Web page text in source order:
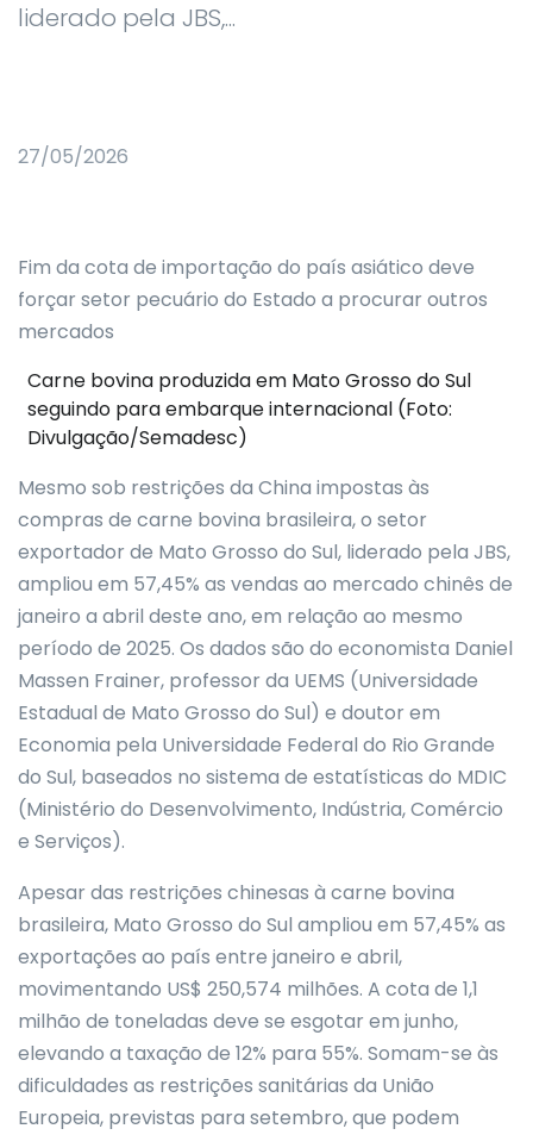
liderado pela JBS,...
27/05/2026
Fim da cota de importação do país asiático deve
forçar setor pecuário do Estado a procurar outros
mercados
Carne bovina produzida em Mato Grosso do Sul
seguindo para embarque internacional (Foto:
Divulgação/Semadesc)
Mesmo sob restrições da China impostas às
compras de carne bovina brasileira, o setor
exportador de Mato Grosso do Sul, liderado pela JBS,
ampliou em 57,45% as vendas ao mercado chinês de
janeiro a abril deste ano, em relação ao mesmo
período de 2025. Os dados são do economista Daniel
Massen Frainer, professor da UEMS (Universidade
Estadual de Mato Grosso do Sul) e doutor em
Economia pela Universidade Federal do Rio Grande
do Sul, baseados no sistema de estatísticas do MDIC
(Ministério do Desenvolvimento, Indústria, Comércio
e Serviços).
Apesar das restrições chinesas à carne bovina
brasileira, Mato Grosso do Sul ampliou em 57,45% as
exportações ao país entre janeiro e abril,
movimentando US$ 250,574 milhões. A cota de 1,1
milhão de toneladas deve se esgotar em junho,
elevando a taxação de 12% para 55%. Somam-se às
dificuldades as restrições sanitárias da União
Europeia, previstas para setembro, que podem